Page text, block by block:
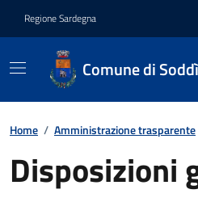
Regione Sardegna
Comune di Soddì
Home / Amministrazione trasparente
Disposizioni